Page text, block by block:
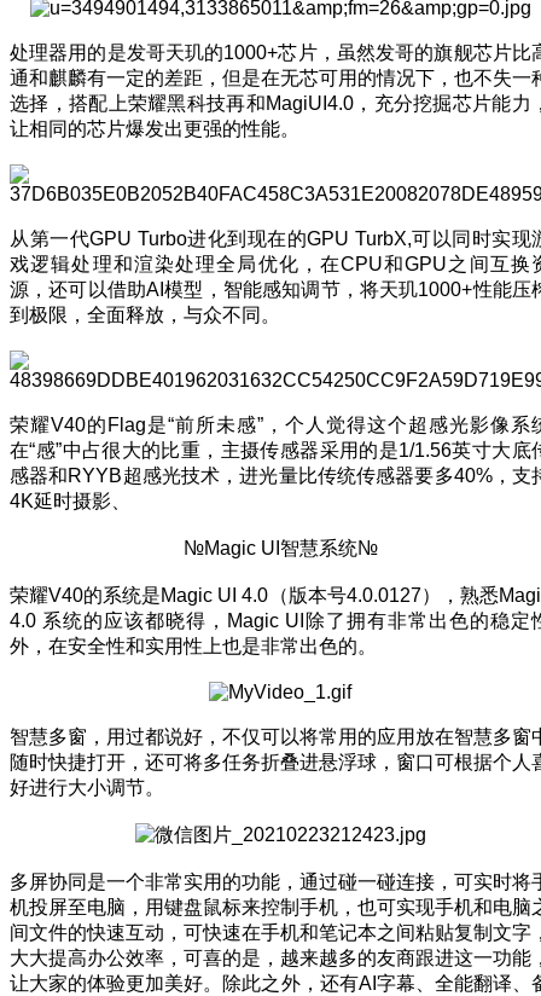
处理器用的是发哥天玑的1000+芯片，虽然发哥的旗舰芯片比
通和麒麟有一定的差距，但是在无芯可用的情况下，也不失一
选择，搭配上荣耀黑科技再和MagiUI4.0，充分挖掘芯片能力
让相同的芯片爆发出更强的性能。
从第一代GPU Turbo进化到现在的GPU TurbX,可以同时实现
戏逻辑处理和渲染处理全局优化，在CPU和GPU之间互换
源，还可以借助AI模型，智能感知调节，将天玑1000+性能压
到极限，全面释放，与众不同。
荣耀V40的Flag是“前所未感”，个人觉得这个超感光影像系
在“感”中占很大的比重，主摄传感器采用的是1/1.56英寸大底
感器和RYYB超感光技术，进光量比传统传感器要多40%，支
4K延时摄影、
№Magic UI智慧系统№
荣耀V40的系统是Magic UI 4.0（版本号4.0.0127），熟悉
4.0 系统的应该都晓得，Magic UI除了拥有非常出色的稳定
外，在安全性和实用性上也是非常出色的。
智慧多窗，用过都说好，不仅可以将常用的应用放在智慧多窗
随时快捷打开，还可将多任务折叠进悬浮球，窗口可根据个人
好进行大小调节。
多屏协同是一个非常实用的功能，通过碰一碰连接，可实时将
机投屏至电脑，用键盘鼠标来控制手机，也可实现手机和电脑
间文件的快速互动，可快速在手机和笔记本之间粘贴复制文字
大大提高办公效率，可喜的是，越来越多的友商跟进这一功能
让大家的体验更加美好。除此之外，还有AI字幕、全能翻译、